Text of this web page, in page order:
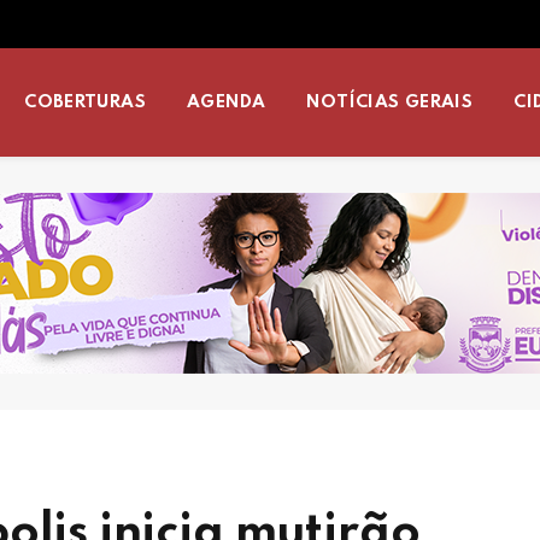
COBERTURAS AGENDA NOTÍCIAS GERAIS